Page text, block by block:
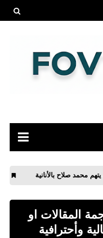
رياضة
بلوجر
بالأنانية نتائج
المقالات او
وأحترافية